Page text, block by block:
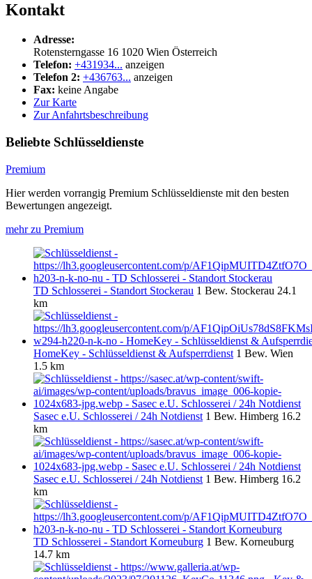
Kontakt
Adresse:
Rotensterngasse 16 1020 Wien Österreich
Telefon: +431934... anzeigen
Telefon 2: +436763... anzeigen
Fax: keine Angabe
Zur Karte
Zur Anfahrtsbeschreibung
Beliebte Schlüsseldienste
Premium
Hier werden vorrangig Premium Schlüsseldienste mit den besten
Bewertungen angezeigt.
mehr zu Premium
TD Schlosserei - Standort Stockerau 1 Bew. Stockerau 24.1
km
HomeKey - Schlüsseldienst & Aufsperrdienst 1 Bew. Wien
1.5 km
Sasec e.U. Schlosserei / 24h Notdienst 1 Bew. Himberg 16.2
km
Sasec e.U. Schlosserei / 24h Notdienst 1 Bew. Himberg 16.2
km
TD Schlosserei - Standort Korneuburg 1 Bew. Korneuburg
14.7 km